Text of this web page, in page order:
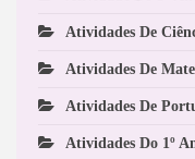
Atividades De
Atividades De
Atividades De
Atividades Do 1º